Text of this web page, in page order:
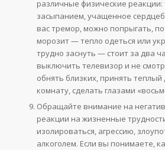
различные физические реакции:
засыпанием, учащенное
вас тремор, можно попрыгать,
морозит — тепло одеться или
трудно заснуть — стоит за два
выключить телевизор и не
обнять близких, принять
комнату, сделать глазами
Обращайте внимание на
реакции на жизненные
изолироваться, агрессию,
алкоголем. Если вы понимаете,